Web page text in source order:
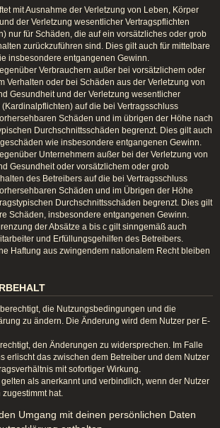
mit Ausnahme der Verletzung von Leben, Körper
der Verletzung wesentlicher Vertragspflichten
nur für Schäden, die auf ein vorsätzliches oder grob
zurückzuführen sind. Dies gilt auch für mittelbare
insbesondere entgangenen Gewinn.
Verbrauchern außer bei vorsätzlichem oder
Verhalten oder bei Schäden aus der Verletzung von
Gesundheit und der Verletzung wesentlicher
auf die bei Vertragsschluss
Schäden und im übrigen der Höhe nach
Durchschnittsschäden begrenzt. Dies gilt auch
wie insbesondere entgangenen Gewinn.
Unternehmern außer bei der Verletzung von
Gesundheit oder vorsätzlichem oder grob
des Betreibers auf die bei Vertragsschluss
Schäden und im Übrigen der Höhe
Durchschnittsschäden begrenzt. Dies gilt
Schäden, insbesondere entgangenen Gewinn.
der Absätze a bis c gilt sinngemäß auch
und Erfüllungsgehilfen des Betreibers.
Haftung aus zwingendem nationalem Recht bleiben
die Nutzungsbedingungen und die
zu ändern. Die Änderung wird dem Nutzer per E-
den Änderungen zu widersprechen. Im Falle
erlischt das zwischen dem Betreiber und dem Nutzer
mit sofortiger Wirkung.
als anerkannt und verbindlich, wenn der Nutzer
hat.
Umgang mit deinen persönlichen Daten